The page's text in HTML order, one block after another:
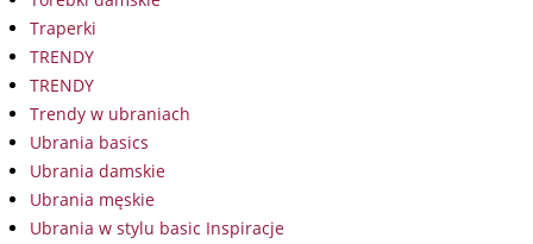
Traperki
TRENDY
TRENDY
Trendy w ubraniach
Ubrania basics
Ubrania damskie
Ubrania męskie
Ubrania w stylu basic Inspiracje